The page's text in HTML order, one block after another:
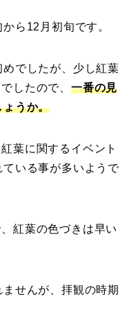
ら12月初旬です。
でしたが、少し紅葉
したので、 一番の見
ょうか。
葉に関するイベント
いる事が多いようで
紅葉の色づきは早い
せんが、拝観の時期